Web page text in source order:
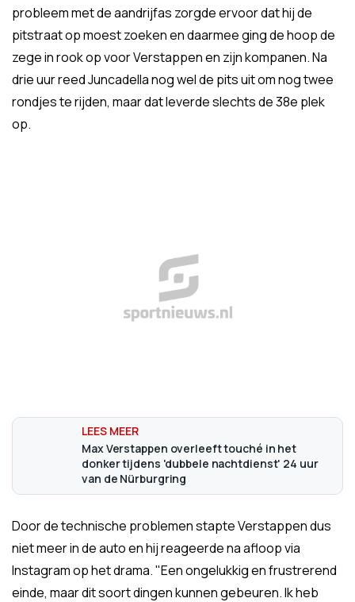
probleem met de aandrijfas zorgde ervoor dat hij de
pitstraat op moest zoeken en daarmee ging de hoop de
zege in rook op voor Verstappen en zijn kompanen. Na
drie uur reed Juncadella nog wel de pits uit om nog twee
rondjes te rijden, maar dat leverde slechts de 38e plek
op.
Max Verstappen overleeft touché in het
donker tijdens 'dubbele nachtdienst' 24 uur
van de Nürburgring
Door de technische problemen stapte Verstappen dus
niet meer in de auto en hij reageerde na afloop via
Instagram op het drama. "Een ongelukkig en frustrerend
einde, maar dit soort dingen kunnen gebeuren. Ik heb